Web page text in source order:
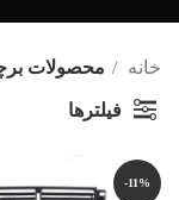
خانه محصولات
فیلترها
-11%